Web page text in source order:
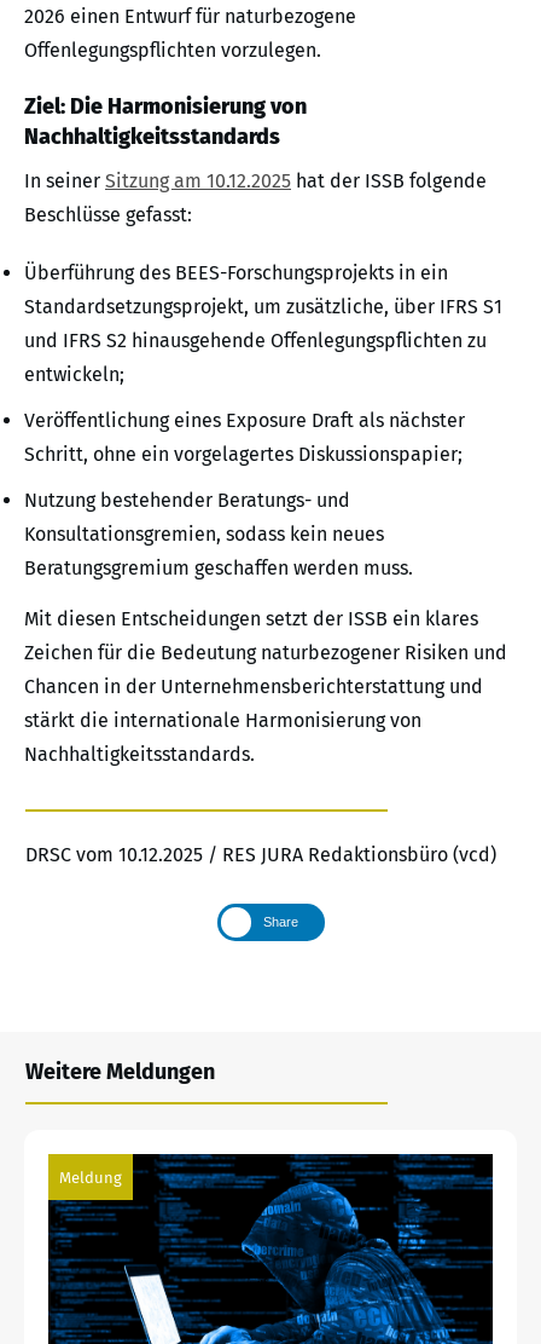
2026 einen Entwurf für naturbezogene
Offenlegungspflichten vorzulegen.
Ziel: Die Harmonisierung von
Nachhaltigkeitsstandards
In seiner Sitzung am 10.12.2025 hat der ISSB folgende
Beschlüsse gefasst:
Überführung des BEES-Forschungsprojekts in ein
Standardsetzungsprojekt, um zusätzliche, über IFRS S1
und IFRS S2 hinausgehende Offenlegungspflichten zu
entwickeln;
Veröffentlichung eines Exposure Draft als nächster
Schritt, ohne ein vorgelagertes Diskussionspapier;
Nutzung bestehender Beratungs- und
Konsultationsgremien, sodass kein neues
Beratungsgremium geschaffen werden muss.
Mit diesen Entscheidungen setzt der ISSB ein klares
Zeichen für die Bedeutung naturbezogener Risiken und
Chancen in der Unternehmensberichterstattung und
stärkt die internationale Harmonisierung von
Nachhaltigkeitsstandards.
DRSC vom 10.12.2025 / RES JURA Redaktionsbüro (vcd)
Share
Weitere Meldungen
Meldung